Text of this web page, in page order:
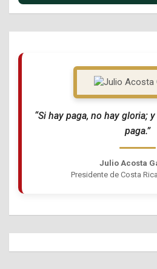
“Si hay paga, no hay gloria;
paga.”
Julio Acosta
Presidente de Costa